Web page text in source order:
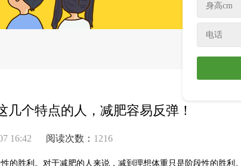
几个特点的人，减肥容易反弹！
16:42 阅读次数： 1216
胜利。对于减肥的人来说，减到理想体重只是阶段性的胜利。